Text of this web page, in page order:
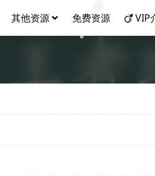
❅
其他资源 免费资源 VIP